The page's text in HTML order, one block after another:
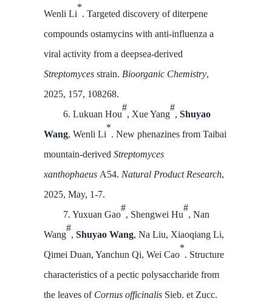
Wenli Li
*
. Targeted discovery of diterpene
compounds ostamycins with anti-influenza a
viral activity from a deepsea-derived
Streptomyces strain. Bioorganic Chemistry,
2025, 157, 108268.
6. Lukuan Hou
#
, Xue Yang
#
, Shuyao
Wang, Wenli Li
*
. New phenazines from Taibai
mountain-derived Streptomyces
xanthophaeus A54. Natural Product Research,
2025, May, 1-7.
7. Yuxuan Gao
#
, Shengwei Hu
#
, Nan
Wang
#
, Shuyao Wang, Na Liu, Xiaoqiang Li,
Qimei Duan, Yanchun Qi, Wei Cao
*
. Structure
characteristics of a pectic polysaccharide from
the leaves of Cornus officinalis Sieb. et Zucc.